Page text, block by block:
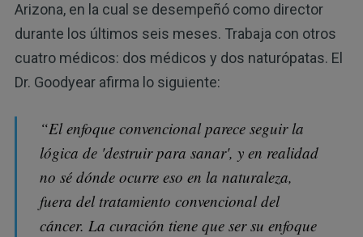
Arizona, en la cual se desempeñó como director
durante los últimos seis meses. Trabaja con otros
cuatro médicos: dos médicos y dos naturópatas. El
Dr. Goodyear afirma lo siguiente:
“El enfoque convencional parece seguir la
lógica de 'destruir para sanar', y en realidad
no sé dónde ocurre eso en la naturaleza,
fuera del tratamiento convencional del
cáncer. La curación tiene que ser su enfoque